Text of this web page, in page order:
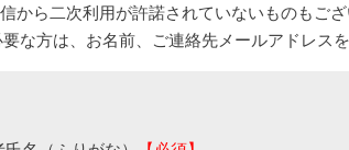
から二次利用が許諾されていないものもご
な方は、お名前、ご連絡先メールアドレス